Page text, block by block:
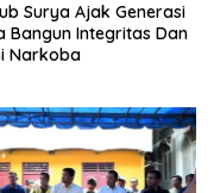
Surya Ajak Generasi
Bangun Integritas Dan
Narkoba